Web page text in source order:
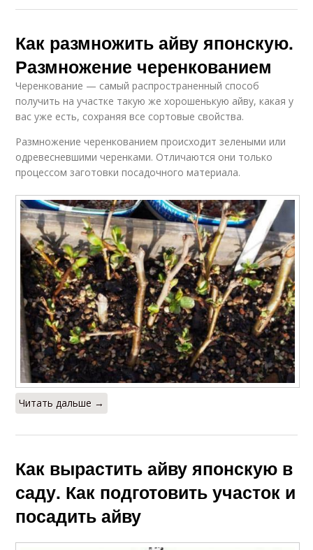
Как размножить айву японскую.
Размножение черенкованием
Черенкование — самый распространенный способ
получить на участке такую же хорошенькую айву, какая у
вас уже есть, сохраняя все сортовые свойства.
Размножение черенкованием происходит зелеными или
одревесневшими черенками. Отличаются они только
процессом заготовки посадочного материала.
Читать дальше →
Как вырастить айву японскую в
саду. Как подготовить участок и
посадить айву